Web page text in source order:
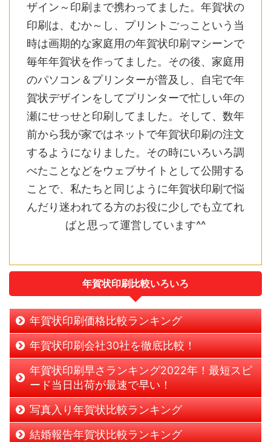
ザイン～印刷まで携わってました。年賀状の
印刷は、むか～し、プリントごっこという当
時は画期的な家庭用の年賀状印刷マシーンで
毎年年賀状を作ってました。その後、家庭用
のパソコン＆プリンターが普及し、自宅で年
賀状デザインをしてプリンターで忙しい年の
瀬にせっせと印刷してました。そして、数年
前から我が家ではネットで年賀状印刷の注文
するようになりました。その時にいろいろ調
べたことなどをウェブサイトとして公開する
ことで、私たちと同じように年賀状印刷で悩
んだり迷われてる方のお役に少しでも立てれ
ばと思って運営しています^^
年賀状印刷比較いろいろ
年賀状印刷価格比較ランキング
年賀状印刷会社30社を徹底比較！
年賀状印刷早さランキング2022年！最短スピ
ード当日出荷が最速で早い！
写真入り年賀状比較ランキング
結婚報告年賀状比較ランキング